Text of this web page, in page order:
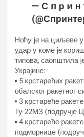
— С п р и н
Ноћу је на циљеве
удар у коме је
типова, саопштила
Украјине:
▪ 5 крстарећих
обалског ракетног
▪ 3 крстареће
Ту-22МЗ (подручје
▪ 4 крстареће
подморнице